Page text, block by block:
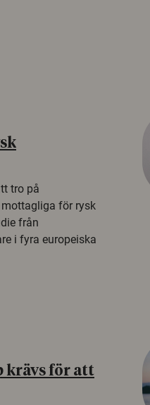
tro på
för rysk
från
i fyra europeiska
krävs för att